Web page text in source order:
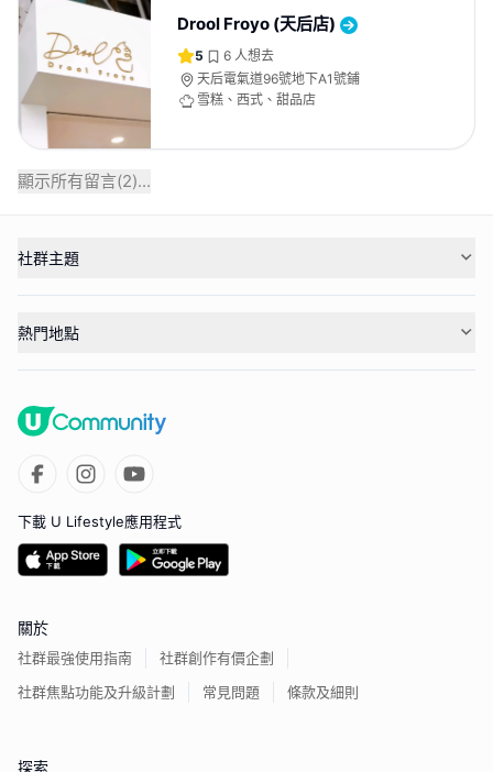
Drool Froyo (天后店)
5 6 人想去
天后電氣道96號地下A1號鋪
雪糕、西式、甜品店
顯示所有留言(2)...
社群主題
熱門地點
下載 U Lifestyle應用程式
關於
社群最強使用指南
社群創作有價企劃
社群焦點功能及升級計劃
常見問題 條款及細則
探索